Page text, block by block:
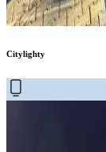
Citylighty